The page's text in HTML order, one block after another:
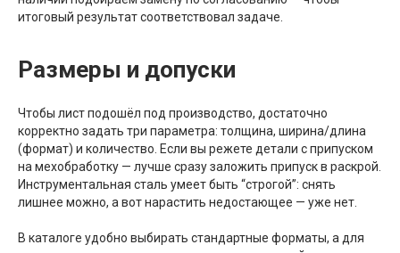
итоговый результат соответствовал задаче.
Размеры и допуски
Чтобы лист подошёл под производство, достаточно
корректно задать три параметра: толщина, ширина/длина
(формат) и количество. Если вы режете детали с припуском
на мехобработку — лучше сразу заложить припуск в раскрой.
Инструментальная сталь умеет быть “строгой”: снять
лишнее можно, а вот нарастить недостающее — уже нет.
В каталоге удобно выбирать стандартные форматы, а для